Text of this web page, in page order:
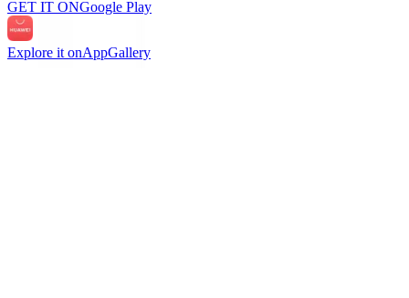
GET IT ONGoogle Play
Explore it onAppGallery